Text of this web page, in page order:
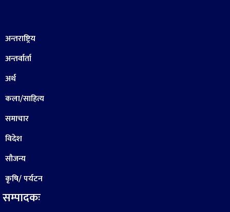
अन्तराष्ट्रिय
अन्तर्वार्ता
अर्थ
कला/साहित्य
समाचार
विदेश
सौजन्य
कृषि/ पर्यटन
सम्पादकः